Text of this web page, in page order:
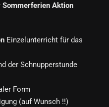
Aktion
Einzelunterricht für das
der Schnupperstunde
Form
(auf Wunsch !!)